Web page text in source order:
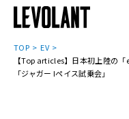
TOP
EV
【Top articles】日本初上陸の
「ジャガー Iペイス試乗会」